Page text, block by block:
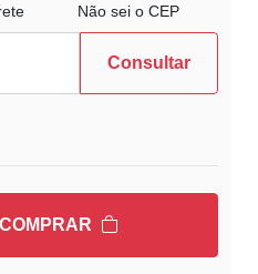
Não sei o CEP
Consultar
COMPRAR